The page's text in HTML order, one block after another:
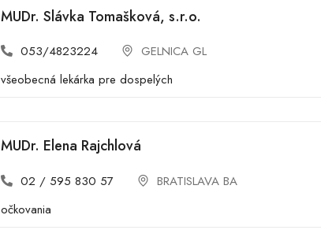
MUDr. Slávka Tomašková, s.r.o.
053/4823224
GELNICA GL
všeobecná lekárka pre dospelých
MUDr. Elena Rajchlová
02 / 595 830 57
BRATISLAVA BA
očkovania